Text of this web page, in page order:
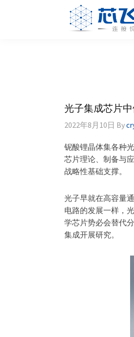
性
晶
调
Q
晶
激
光
器
光子集成芯片
2022年8月10日 By
铌酸锂晶体集各种
芯片理论、制备与
战略性基础支撑。
光子早就在高容量
电路的发展一样，
学芯片势必会替代
集成开展研究。